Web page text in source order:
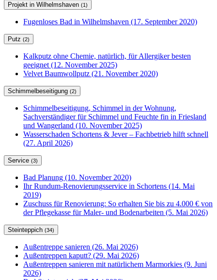
Projekt in Wilhelmshaven (1)
Fugenloses Bad in Wilhelmshaven (17. September 2020)
Putz (2)
Kalkputz ohne Chemie, natürlich, für Allergiker besten
geeignet (12. November 2025)
Velvet Baumwollputz (21. November 2020)
Schimmelbeseitigung (2)
Schimmelbeseitigung, Schimmel in der Wohnung,
Sachverständiger für Schimmel und Feuchte fin in Friesland
und Wangerland (10. November 2025)
Wasserschaden Schortens & Jever – Fachbetrieb hilft schnell
(27. April 2026)
Service (3)
Bad Planung (10. November 2020)
Ihr Rundum-Renovierungsservice in Schortens (14. Mai
2019)
Zuschuss für Renovierung: So erhalten Sie bis zu 4.000 € von
der Pflegekasse für Maler- und Bodenarbeiten (5. Mai 2026)
Steinteppich (34)
Außentreppe sanieren (26. Mai 2026)
Außentreppen kaputt? (29. Mai 2026)
Außentreppen sanieren mit natürlichem Marmorkies (9. Juni
2026)